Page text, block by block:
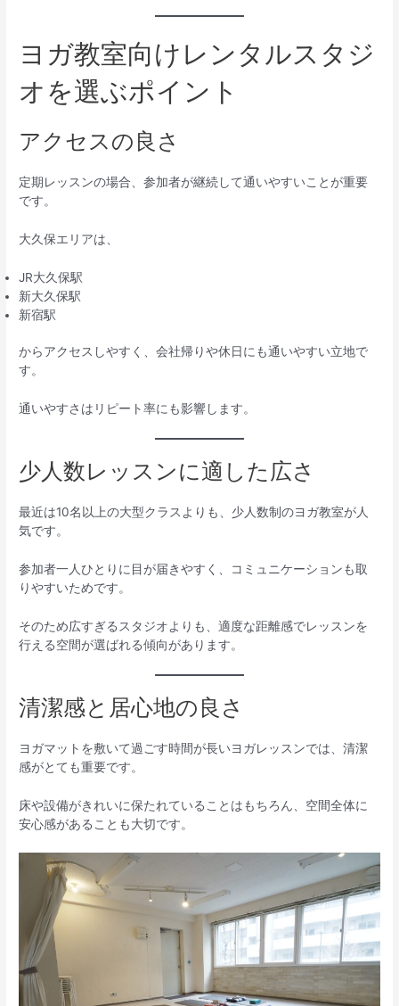
ヨガ教室向けレンタルスタジ
オを選ぶポイント
アクセスの良さ
定期レッスンの場合、参加者が継続して通いやすいことが重要
です。
大久保エリアは、
JR大久保駅
新大久保駅
新宿駅
からアクセスしやすく、会社帰りや休日にも通いやすい立地で
す。
通いやすさはリピート率にも影響します。
少人数レッスンに適した広さ
最近は10名以上の大型クラスよりも、少人数制のヨガ教室が人
気です。
参加者一人ひとりに目が届きやすく、コミュニケーションも取
りやすいためです。
そのため広すぎるスタジオよりも、適度な距離感でレッスンを
行える空間が選ばれる傾向があります。
清潔感と居心地の良さ
ヨガマットを敷いて過ごす時間が長いヨガレッスンでは、清潔
感がとても重要です。
床や設備がきれいに保たれていることはもちろん、空間全体に
安心感があることも大切です。